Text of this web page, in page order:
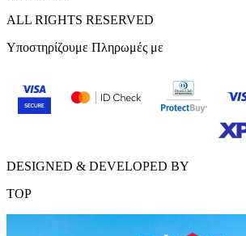
ALL RIGHTS RESERVED
Υποστηρίζουμε Πληρωμές με
DESIGNED & DEVELOPED BY
TOP